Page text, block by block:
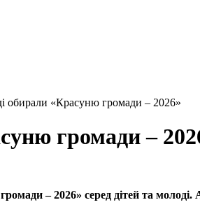
обирали «Красуню громади – 2026»
громади –
– 2026» серед дітей та